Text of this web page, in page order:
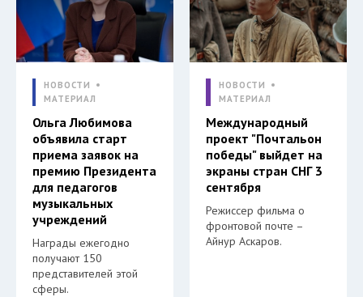
НОВОСТИ
МАТЕРИАЛ
Ольга Любимова
объявила старт
приема заявок на
премию Президента
для педагогов
музыкальных
учреждений
Награды ежегодно
получают 150
представителей этой
сферы.
НОВОСТИ
МАТЕРИАЛ
Международный
проект "Почтальон
победы" выйдет на
экраны стран СНГ 3
сентября
Режиссер фильма о
фронтовой почте –
Айнур Аскаров.